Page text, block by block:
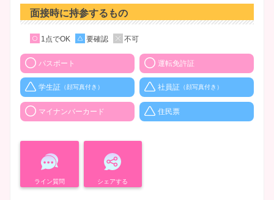
面接時に持参するもの
1点でOK 要確認 不可
パスポート 運転免許証
学生証 （顔写真付き） 社員証 （顔写真付き）
マイナンバーカード 住民票
ライン質問 シェアする